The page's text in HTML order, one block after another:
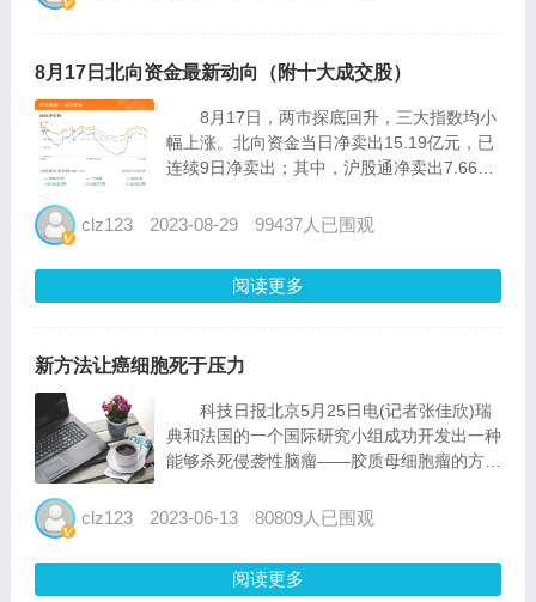
8月17日北向资金最新动向（附十大成交股）
8月17日，两市探底回升，三大指数均小
幅上涨。北向资金当日净卖出15.19亿元，已
连续9日净卖出；其中，沪股通净卖出7.66亿
交金额930.53亿元，占a股总成交额的
clz123 2023-08-29 99437人已围观
阅读更多
新方法让癌细胞死于压力
科技日报北京5月25日电(记者张佳欣)瑞
典和法国的一个国际研究小组成功开发出一种
能够杀死侵袭性脑瘤——胶质母细胞瘤的方
研究人员可让癌症死于压力。相关研究发表在
clz123 2023-06-13 80809人已围观
阅读更多